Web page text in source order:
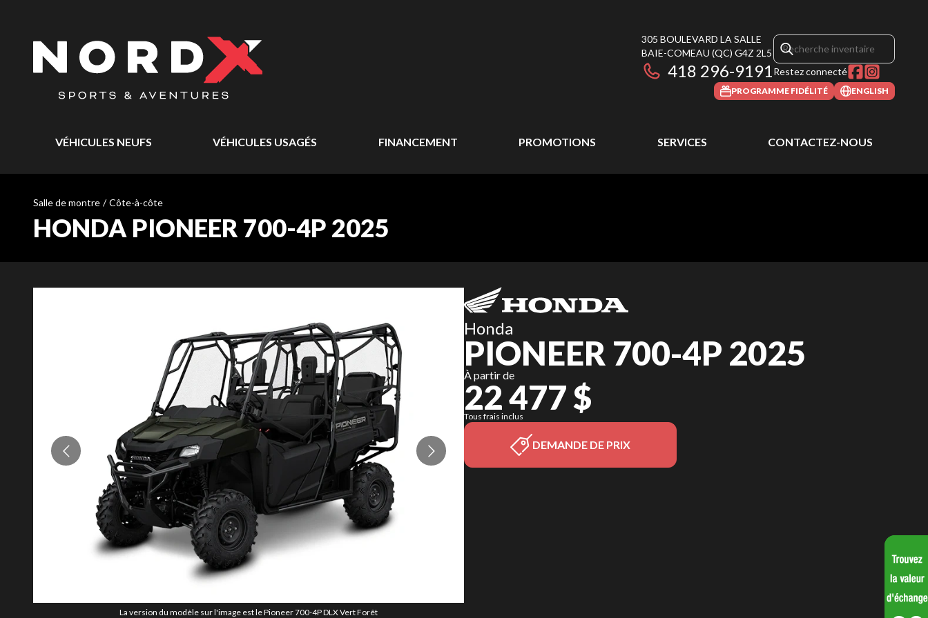
305 BOULEVARD LA SALLE
BAIE-COMEAU (QC) G4Z 2L5
418 296-9191Restez connecté
PROGRAMME FIDÉLITÉ ENGLISH
VÉHICULES NEUFS VÉHICULES USAGÉS FINANCEMENT PROMOTIONS SERVICES CONTACTEZ-NOUS
Salle de montre / Côte-à-côte
HONDA PIONEER 700-4P 2025
La version du modèle sur l'image est le Pioneer 700-4P DLX Vert Forêt
Honda
PIONEER 700-4P 2025
À partir de
22 477 $
Tous frais inclus
DEMANDE DE PRIX